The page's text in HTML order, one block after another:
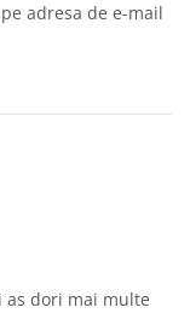
adresa de e-mail
as dori mai multe